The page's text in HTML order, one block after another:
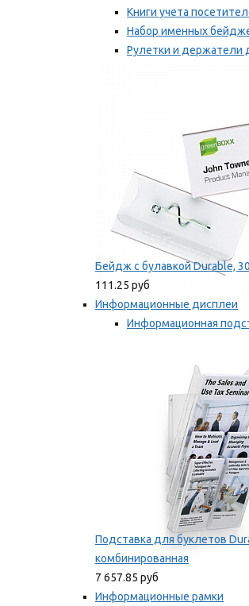
Книги учета
Набор именных
Рулетки и держатели
Бейдж с булавкой Durable,
111.25 руб
Информационные дисплеи
Информационная
Подставка для буклетов
комбинированная
7 657.85 руб
Информационные рамки